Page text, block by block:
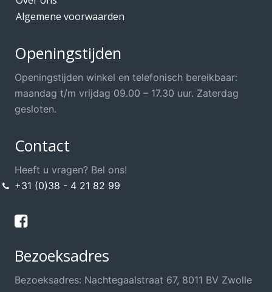
Algemene voorwaarden
Openingstijden
Openingstijden winkel en telefonisch bereikbaar:
maandag t/m vrijdag 09.00 – 17.30 uur. Zaterdag
gesloten.
Contact
Heeft u vragen? Bel ons!
+31 (0)38 - 4 21 82 99
Bezoeksadres
Bezoeksadres: Nachtegaalstraat 67, 8011 BV Zwolle